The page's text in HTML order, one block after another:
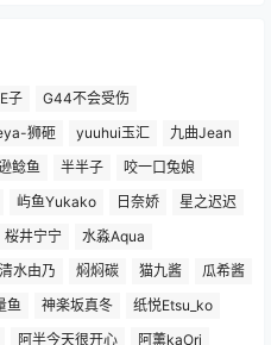
子
G44不会受伤
狮砸 yuuhui玉汇
九曲Jean
鲶鱼 半半子
咬一口兔娘
屿鱼Yukako 日奈娇
星之迟迟
桜井宁宁
水淼Aqua
清水由乃 焖焖碳 猫九酱
瓜希酱
鱼 神楽坂真冬
纸悦Etsu_ko
阿半今天很开心 阿薰kaOri